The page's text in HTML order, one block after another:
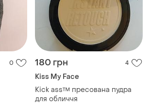
0 180 грн 4
Kiss My Face
Kick ass™ пресована пудра
для обличчя